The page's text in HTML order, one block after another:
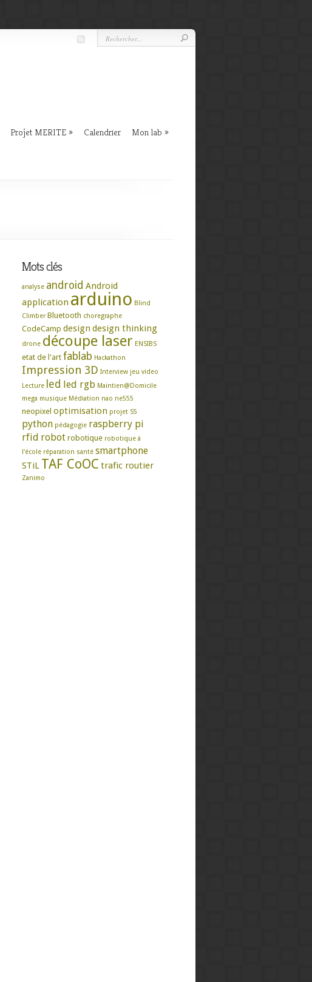
Projet MERITE Calendrier Mon lab
Mots clés
analyse android Android
application arduino Blind
Climber Bluetooth choregraphe
CodeCamp design design thinking
drone découpe laser ENSIBS
etat de l'art fablab Hackathon
Impression 3D Interview jeu video
Lecture
led led rgb Maintien@Domicile
mega musique Médiation nao ne555
neopixel optimisation projet S5
python pédagogie raspberry pi
rfid robot robotique robotique à
l'école réparation santé smartphone
STiL TAF CoOC trafic routier
Zanimo